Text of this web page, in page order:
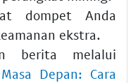
dompet Anda
ekstra.
berita melalui
Depan: Cara